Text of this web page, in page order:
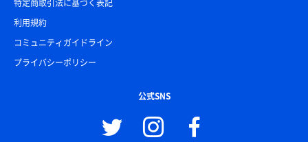
特定商取引法に基づく表記
利用規約
コミュニティガイドライン
プライバシーポリシー
公式SNS